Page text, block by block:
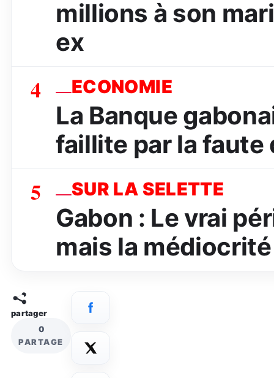
partager
0
PARTAGE
millions à son
ex
4 ECONOMIE
La Banque
faillite par la faute
5 SUR LA SELETTE
Gabon : Le vrai
mais la